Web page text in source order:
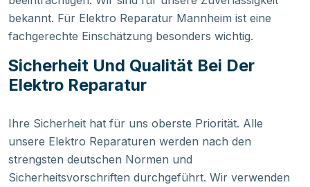
bekannt. Für Elektro Reparatur Mannheim ist eine
fachgerechte Einschätzung besonders wichtig.
Sicherheit Und Qualität Bei Der
Elektro Reparatur
Ihre Sicherheit hat für uns oberste Priorität. Alle
unsere Elektro Reparaturen werden nach den
strengsten deutschen Normen und
Sicherheitsvorschriften durchgeführt. Wir verwenden